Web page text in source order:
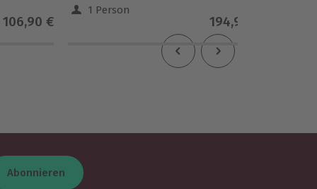
106,90 €
1 Person
194,90 €
Abonnieren